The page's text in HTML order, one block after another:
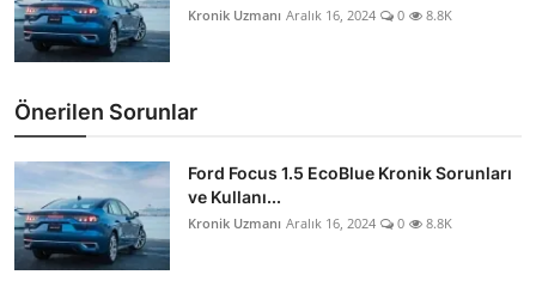
Kronik Uzmanı Aralık 16, 2024 0 8.8K
Önerilen Sorunlar
Ford Focus 1.5 EcoBlue Kronik Sorunları
ve Kullanı...
Kronik Uzmanı Aralık 16, 2024 0 8.8K